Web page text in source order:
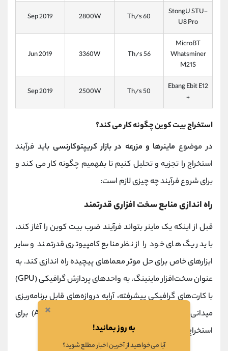
StongU STU-
U8 Pro
Th/s 60
2800W
Sep 2019
MicroBT
Whatsminer
M21S
Th/s 56
3360W
Jun 2019
Ebang Ebit E12
+
Th/s 50
2500W
Sep 2019
استخراج بیت کوین چگونه کار می کند؟
در موضوع ماینرها و مزرعه در بازار کریپتوکارنسیباید فرآیند
استخراج را تجزیه و تحلیل کنیم تا بفهمیم چگونه کار می کند و
برای شروع فرآیند چه چیزی لازم است:
راه اندازی منابع سخت افزاری قدرتمند
قبل از اینکه یک ماینر بتواند فرآیند ضرب بیت کوین را آغاز کند،
باید ریگ های خود را از نظر منابع کامپیوتری قدرتمند و سایر
ابزارهای خاص برای حل موثر معماهای پیچیده راه اندازی کند. به
عنوان سخت‌افزار ماینینگ، به واحدهای پردازش گرافیکی (GPU)
با کارت‌های گرافیکی پیشرفته، آرایه دروازه‌های قابل برنامه‌ریزی
میدانی (FPGA) یا مدارهای مجتمع خاص برنامه (ASIC) برای
استخراج کارآمد و مؤثر نیاز دارند.
×
به روز بمانید!
آیا می‌خواهید از آخرین اخبار مطلع شوید؟